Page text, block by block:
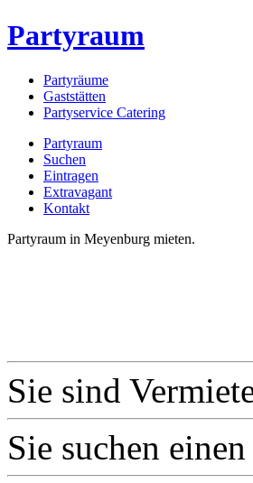
Partyraum
Partyräume
Gaststätten
Partyservice Catering
Partyraum
Suchen
Eintragen
Extravagant
Kontakt
Partyraum in Meyenburg mieten.
Sie sind
Sie suchen